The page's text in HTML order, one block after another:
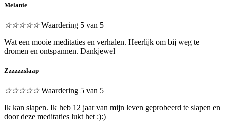
Melanie
☆☆☆☆☆ Waardering 5 van 5
Wat een mooie meditaties en verhalen. Heerlijk om bij weg te
dromen en ontspannen. Dankjewel
Zzzzzzslaap
☆☆☆☆☆ Waardering 5 van 5
Ik kan slapen. Ik heb 12 jaar van mijn leven geprobeerd te slapen en
door deze meditaties lukt het :):)